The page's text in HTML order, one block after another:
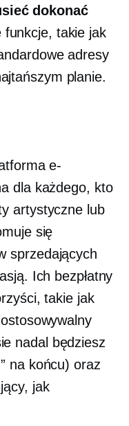
dokonać
takie jak
adresy
planie.
e-
dla każdego, kto
artystyczne lub
się
sprzedających
Ich bezpłatny
takie jak
nadal będziesz
na końcu) oraz
jak